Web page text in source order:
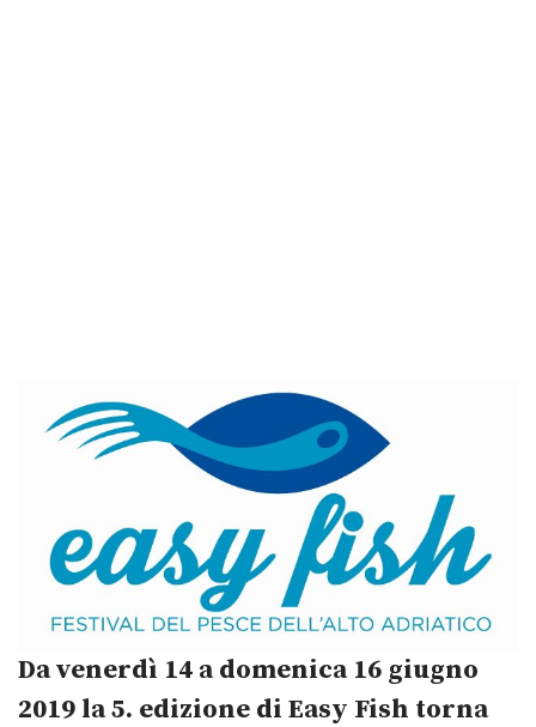
Da venerdì 14 a domenica 16 giugno
2019 la 5. edizione di Easy Fish torna